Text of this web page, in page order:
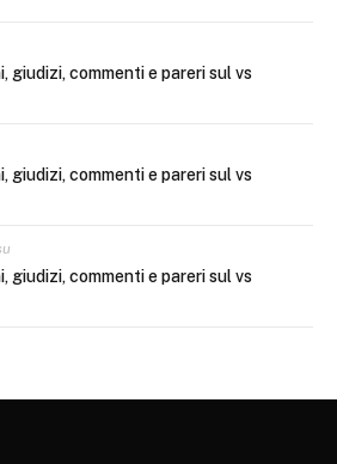
giudizi, commenti e pareri sul vs
giudizi, commenti e pareri sul vs
giudizi, commenti e pareri sul vs